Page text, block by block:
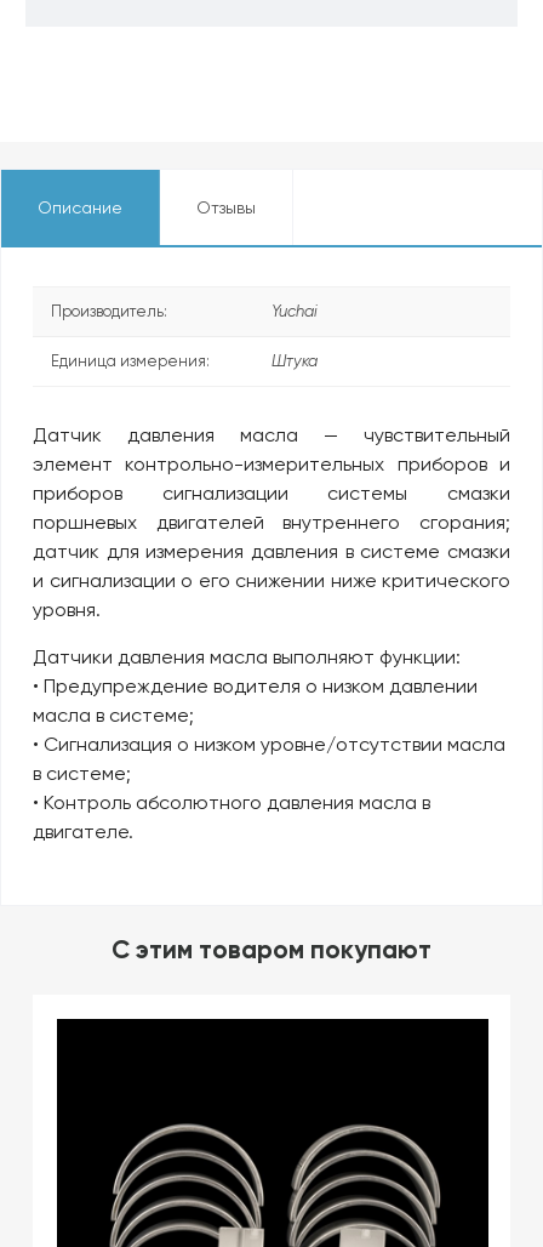
Описание Отзывы
Производитель: Yuchai
Единица измерения: Штука
Датчик давления масла — чувствительный
элемент контрольно-измерительных приборов и
приборов сигнализации системы смазки
поршневых двигателей внутреннего сгорания;
датчик для измерения давления в системе смазки
и сигнализации о его снижении ниже критического
уровня.
Датчики давления масла выполняют функции:
• Предупреждение водителя о низком давлении
масла в системе;
• Сигнализация о низком уровне/отсутствии масла
в системе;
• Контроль абсолютного давления масла в
двигателе.
C этим товаром покупают